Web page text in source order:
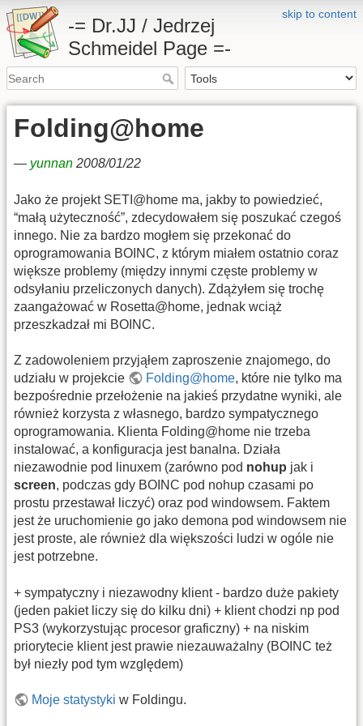
skip to content
-= Dr.JJ / Jedrzej
Schmeidel Page =-
Folding@home
— yunnan 2008/01/22
Jako że projekt SETI@home ma, jakby to powiedzieć,
“małą użyteczność”, zdecydowałem się poszukać czegoś
innego. Nie za bardzo mogłem się przekonać do
oprogramowania BOINC, z którym miałem ostatnio coraz
większe problemy (między innymi częste problemy w
odsyłaniu przeliczonych danych). Zdążyłem się trochę
zaangażować w Rosetta@home, jednak wciąż
przeszkadzał mi BOINC.
Z zadowoleniem przyjąłem zaproszenie znajomego, do
udziału w projekcie
Folding@home, które nie tylko ma
bezpośrednie przełożenie na jakieś przydatne wyniki, ale
również korzysta z własnego, bardzo sympatycznego
oprogramowania. Klienta Folding@home nie trzeba
instalować, a konfiguracja jest banalna. Działa
niezawodnie pod linuxem (zarówno pod nohup jak i
screen, podczas gdy BOINC pod nohup czasami po
prostu przestawał liczyć) oraz pod windowsem. Faktem
jest że uruchomienie go jako demona pod windowsem nie
jest proste, ale również dla większości ludzi w ogóle nie
jest potrzebne.
+ sympatyczny i niezawodny klient - bardzo duże pakiety
(jeden pakiet liczy się do kilku dni) + klient chodzi np pod
PS3 (wykorzystując procesor graficzny) + na niskim
priorytecie klient jest prawie niezauważalny (BOINC też
był niezły pod tym względem)
Moje statystyki w Foldingu.